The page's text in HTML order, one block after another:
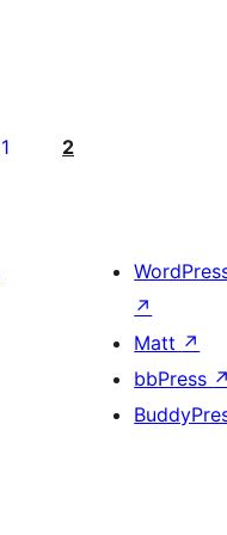
1 2
↗
Matt ↗
bbPress ↗